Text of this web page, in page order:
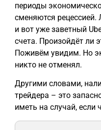
периоды
сменяются
и вот уже заветный
счета. Произойдёт ли
Поживём увидим. Но
никто не отменял.
Другими словами,
трейдера – это
иметь на случай, если